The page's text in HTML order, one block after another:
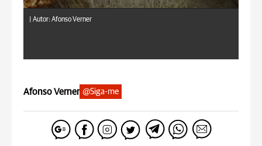
Autor: Afonso Verner
Afonso Verner @Siga-me